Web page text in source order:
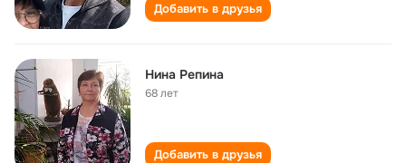
Добавить в друзья
Нина Репина
68 лет
Добавить в друзья